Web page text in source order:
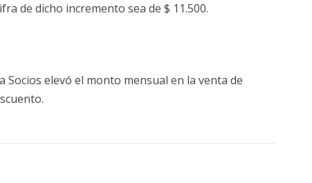
de dicho incremento sea de $ 11.500.
elevó el monto mensual en la venta de